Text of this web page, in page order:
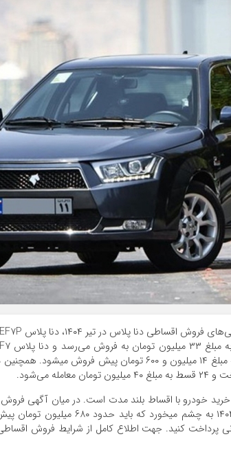
خرید خودرو با اقساط بلند مدت است. در میان آگهی
۱ تا ۵ تهران
وام فوری بی دردسر
دریافت تسهیلات سریع
وام آسان